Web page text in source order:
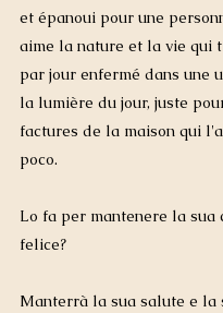
et épanoui pour une
aime la nature et la vie qui
par jour enfermé dans une
la lumière du jour, juste
factures de la maison qui
poco.
Lo fa per mantenere la sua
felice?
Manterrà la sua salute e la